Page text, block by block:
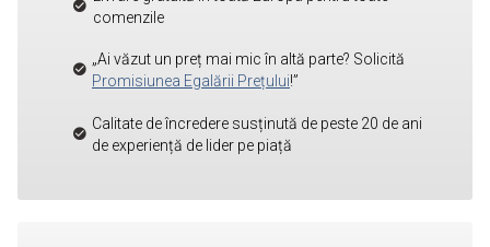
comenzile
„Ai văzut un preț mai mic în altă parte? Solicită
Promisiunea Egalării Prețului!”
Calitate de încredere susținută de peste 20 de ani
de experiență de lider pe piață